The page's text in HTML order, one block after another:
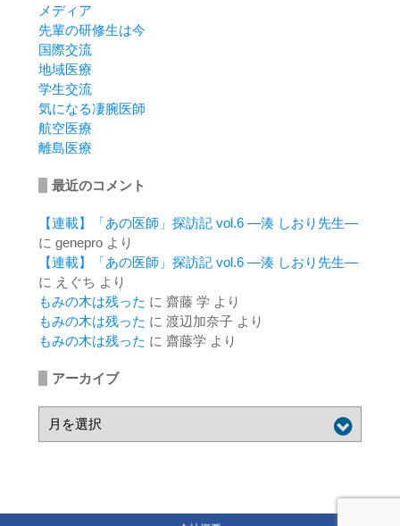
メディア
先輩の研修生は今
国際交流
地域医療
学生交流
気になる凄腕医師
航空医療
離島医療
最近のコメント
【連載】「あの医師」探訪記 vol.6 ―湊 しおり先生―
に geneproより
【連載】「あの医師」探訪記 vol.6 ―湊 しおり先生―
に えぐち より
もみの木は残った に 齋藤 学 より
もみの木は残った に 渡辺加奈子より
もみの木は残った に 齋藤学 より
アーカイブ